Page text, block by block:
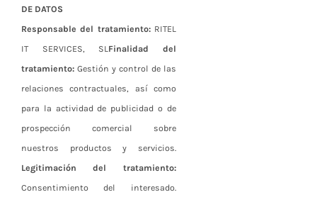
DE DATOS
Responsable del tratamiento:RITEL
IT SERVICES, SLFinalidad del
tratamiento: Gestión y control de las
relaciones contractuales, así como
para la actividad de publicidad o de
prospección comercial sobre
nuestros productos y servicios.
Legitimación del tratamiento:
Consentimiento del interesado.